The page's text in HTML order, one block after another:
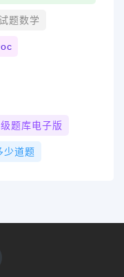
题数学
题库电子版
少道题